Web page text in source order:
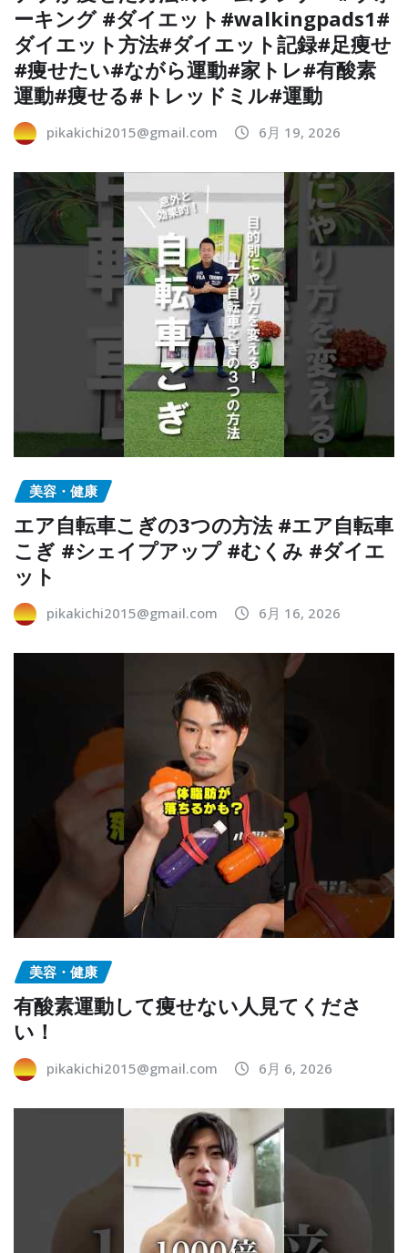
ーキング #ダイエット#walkingpads1#
ダイエット方法#ダイエット記録#足痩せ
#痩せたい#ながら運動#家トレ#有酸素
運動#痩せる#トレッドミル#運動
pikakichi2015@gmail.com 6月 19, 2026
美容・健康
エア自転車こぎの3つの方法 #エア自転車
こぎ #シェイプアップ #むくみ #ダイエ
ット
pikakichi2015@gmail.com 6月 16, 2026
美容・健康
有酸素運動して痩せない人見てくださ
い！
pikakichi2015@gmail.com 6月 6, 2026